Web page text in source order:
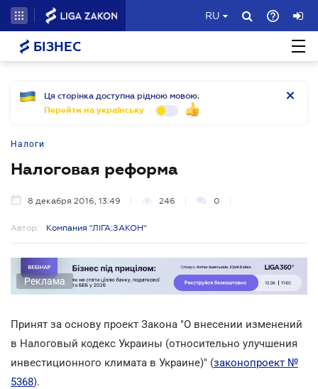
RU
БІЗНЕС
Ця сторінка доступна рідною мовою.
Перейти на українську
Налоги
Налоговая реформа
8 декабря 2016, 13:49 246 0
Автор: Компания "ЛІГА:ЗАКОН"
Реклама
Принят за основу проект Закона "О внесении изменений
в Налоговый кодекс Украины (относительно улучшения
инвестиционного климата в Украине)" (законопроект №
5368).